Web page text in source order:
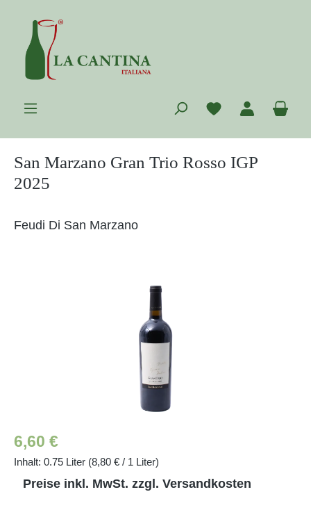
Zum Hauptinhalt springen
Du hast 0
San Marzano Gran Trio Rosso IGP
2025
Feudi Di San Marzano
Regulärer Preis:
6,60 €
Inhalt: 0.75 Liter (8,80 € / 1 Liter)
Preise inkl. MwSt. zzgl. Versandkosten